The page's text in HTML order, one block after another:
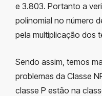
e 3.803. Portanto a
polinomial no número
pela multiplicação dos
Sendo assim, temos
problemas da Classe
classe P estão na